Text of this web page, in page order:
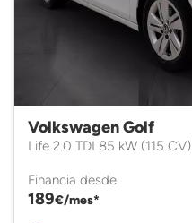
Volkswagen Golf
Life 2.0 TDI 85 kW (115 CV)
Financia desde
189€/mes*